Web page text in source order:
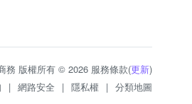
務 版權所有 © 2026 服務條款(更新)
| 網路安全 | 隱私權 | 分類地圖